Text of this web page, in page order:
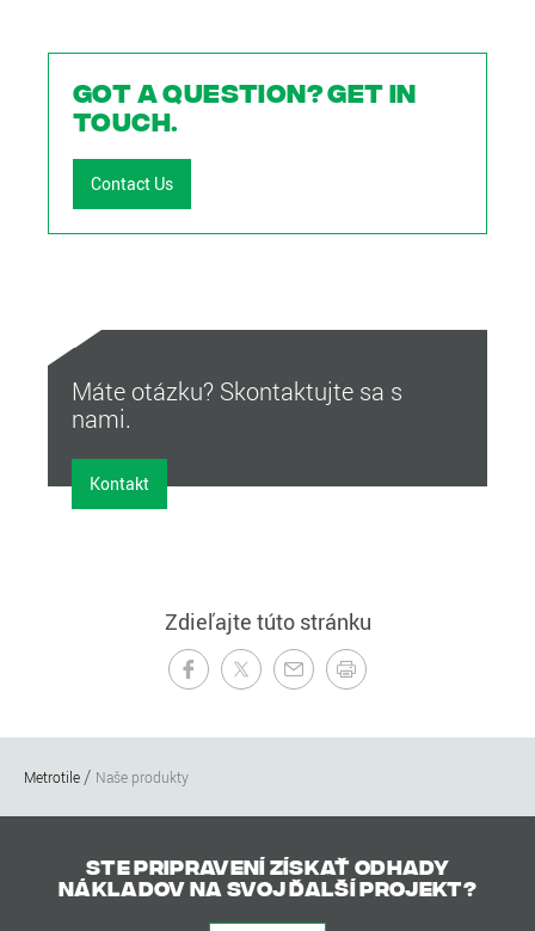
Got a question? Get in
touch.
Contact Us
Máte otázku? Skontaktujte sa s
nami.
Kontakt
Zdieľajte túto stránku
Metrotile Naše produkty
Ste pripravení získať odhady
nákladov na svoj ďalší projekt?